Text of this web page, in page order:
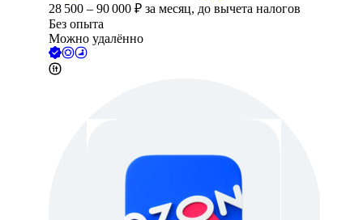
28 500 – 90 000 ₽ за месяц, до вычета налогов
Без опыта
Можно удалённо